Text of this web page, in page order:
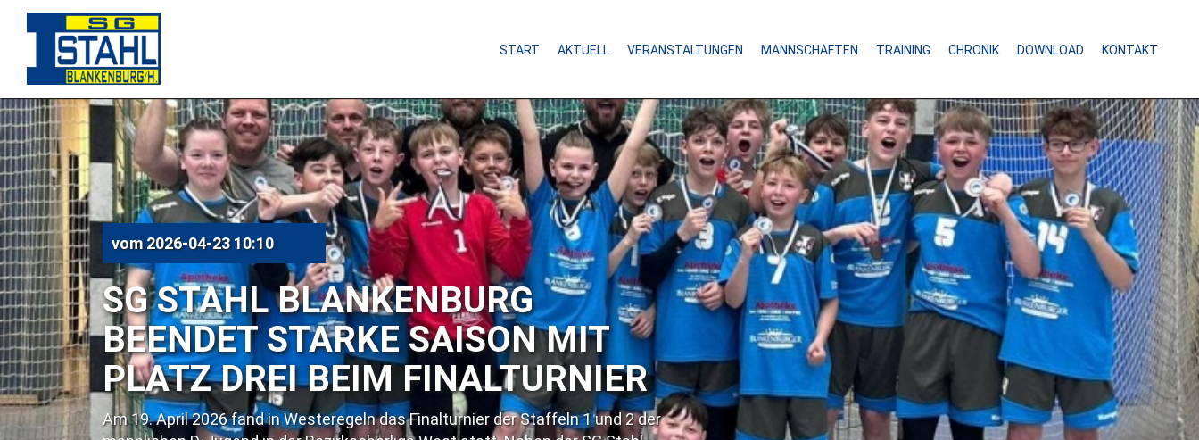
START AKTUELL VERANSTALTUNGEN MANNSCHAFTEN TRAINING CHRONIK DOWNLOAD KONTAKT
vom2026-04-23 10:07
NIEDERLAGE IM SPITZENSPIEL
Mit Spannung wurde am vergangenen Wochenende das Spiel der Blankenburger
B-Jugend in der Handball Bezirksoberliga West gegen den Spitzenreiter aus
Barleben erwartet. Die Blütenstädter rangierten auf dem dritten Tabellenplatz
und wollten den Gästen die erste Saisonniederlage beibringen. Kurzfristig
mussten die Gastgeber Domenik Herdam ersetzen, was eine große